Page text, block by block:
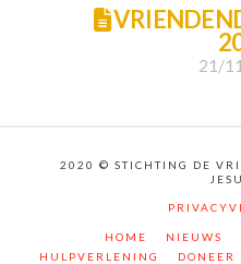
21/
2020 © STICHTING DE
HOME NIEUWS
HULPVERLENING
DONEER